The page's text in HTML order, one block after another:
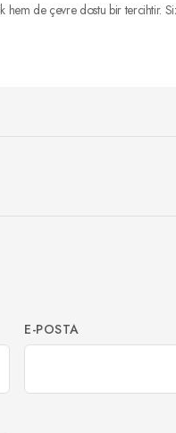
de çevre dostu bir tercihtir.
E-POSTA